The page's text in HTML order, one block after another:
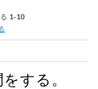
1-10
する。